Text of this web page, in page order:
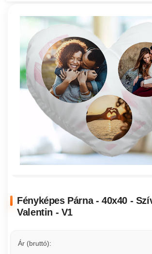
Fényképes Párna - 40x40 -
Valentin - V1
Ár (bruttó):